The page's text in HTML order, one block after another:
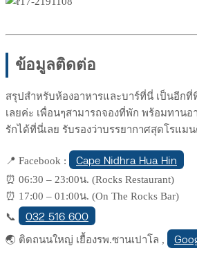
ข้อมูลติดต่อ
สรุปสำหรับห้องอาหารและบาร์ที่นี่ เป็นอีกที่
เลยค่ะ เพื่อนๆสามารถจองที่พัก พร้อมทานอ
รักได้ที่นี่เลย รับรองว่าบรรยากาศสุดโรแม
📍 Facebook : Cape Nidhra Hua Hin
⏰ 06:30 – 23:00น. (Rocks Restaurant)
⏰ 17:00 – 01:00น. (On The Rocks Bar)
📞
032 516 600
🌏 ติดถนนใหญ่ เยื้องรพ.ซานเปาโล ,